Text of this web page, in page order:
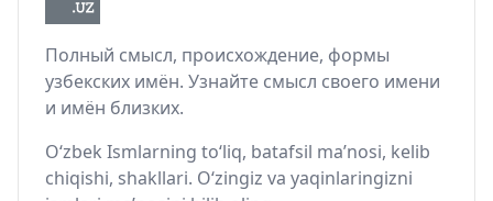
Полный смысл, происхождение, формы
узбекских имён. Узнайте смысл своего имени
и имён близких.
O‘zbek Ismlarning to‘liq, batafsil ma’nosi, kelib
chiqishi, shakllari. O‘zingiz va yaqinlaringizni